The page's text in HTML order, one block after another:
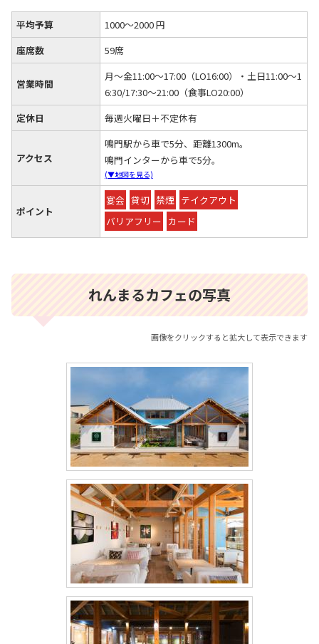
平均予算
1000～2000 円
座席数
59席
営業時間
月～金11:00～17:00（LO16:00）・土日11:00～1
6:30/17:30～21:00（食事LO20:00）
定休日
毎週火曜日＋不定休有
アクセス
鳴門駅から車で5分、距離1300m。
鳴門インターから車で5分。
(▼地図を見る)
ポイント
宴会 貸切 禁煙 テイクアウト
バリアフリー カード
れんまるカフェの写真
画像をクリックすると拡大して表示できます